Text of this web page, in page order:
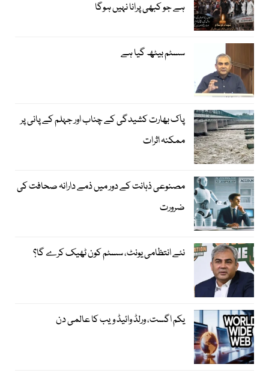
ہے جو کبھی پرانا نہیں ہوگا
سسٹم بیٹھ گیا ہے
پاک بھارت کشیدگی کے چناب اور جہلم کے پانی پر
ممکنہ اثرات
مصنوعی ذہانت کے دور میں ذمے دارانہ صحافت کی
ضرورت
نئے انتظامی یونٹ، سسٹم کون ٹھیک کرے گا؟
یکم اگست، ورلڈ وائیڈ ویب کا عالمی دن